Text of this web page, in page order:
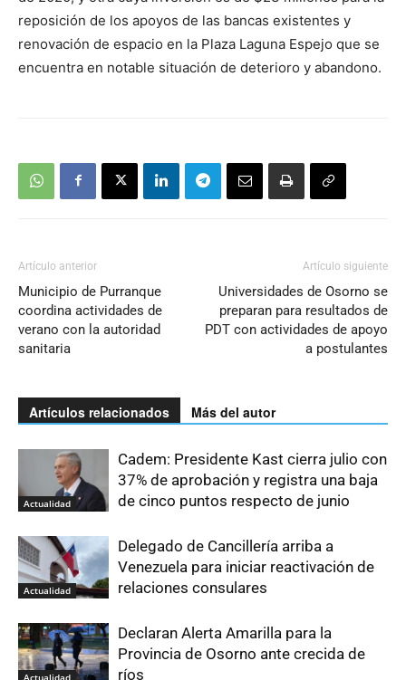
reposición de los apoyos de las bancas existentes y
renovación de espacio en la Plaza Laguna Espejo que se
encuentra en notable situación de deterioro y abandono.
Artículo anterior
Municipio de Purranque
coordina actividades de
verano con la autoridad
sanitaria
Artículo siguiente
Universidades de Osorno se
preparan para resultados de
PDT con actividades de apoyo
a postulantes
Artículos relacionados Más del autor
Actualidad
Cadem: Presidente Kast cierra julio con
37% de aprobación y registra una baja
de cinco puntos respecto de junio
Actualidad
Delegado de Cancillería arriba a
Venezuela para iniciar reactivación de
relaciones consulares
Actualidad
Declaran Alerta Amarilla para la
Provincia de Osorno ante crecida de
ríos